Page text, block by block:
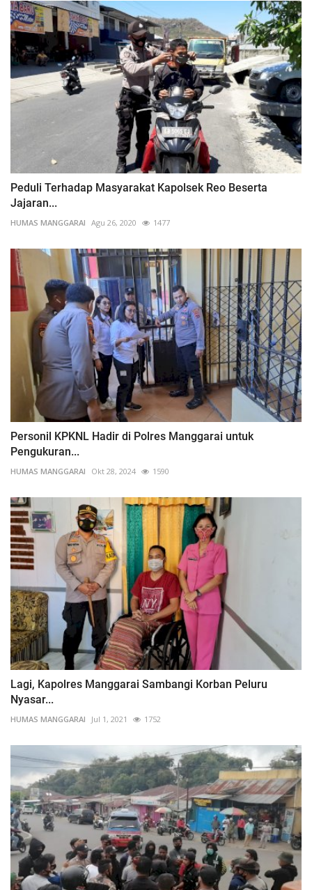
Peduli Terhadap Masyarakat Kapolsek Reo Beserta
Jajaran...
HUMAS MANGGARAI Agu 26, 2020 1477
Personil KPKNL Hadir di Polres Manggarai untuk
Pengukuran...
HUMAS MANGGARAI Okt 28, 2024 1590
Lagi, Kapolres Manggarai Sambangi Korban Peluru
Nyasar...
HUMAS MANGGARAI Jul 1, 2021 1752